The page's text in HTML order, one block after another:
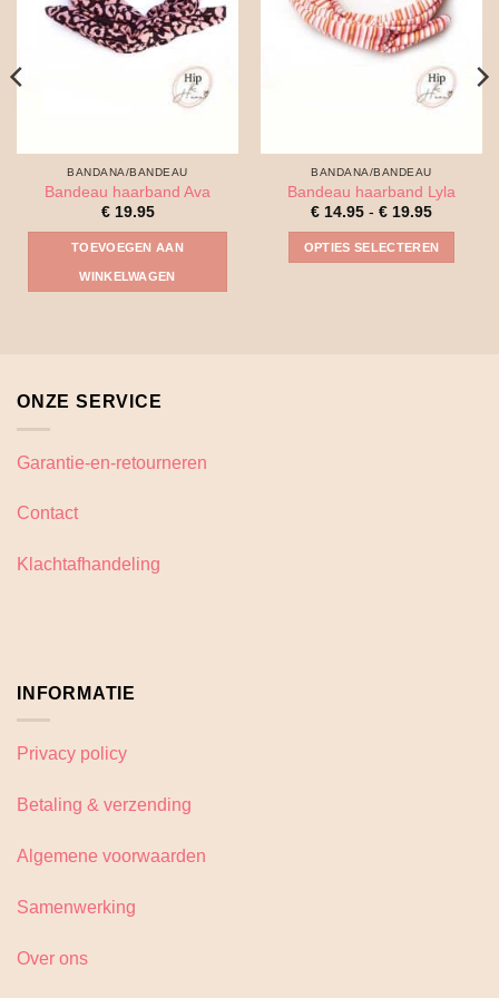
BANDANA/BANDEAU
Bandeau haarband Ava
€19.95
TOEVOEGEN AAN
WINKELWAGEN
BANDANA/BANDEAU
Bandeau haarband Lyla
€ 14.95 - € 19.95
tot
€ 19.95
OPTIES SELECTEREN
ONZE SERVICE
Garantie-en-retourneren
Contact
Klachtafhandeling
INFORMATIE
Privacy policy
Betaling & verzending
Algemene voorwaarden
Samenwerking
Over ons